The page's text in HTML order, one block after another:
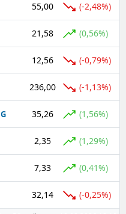
55,00 (-2,48%)
21,58 (0,56%)
12,56 (-0,79%)
236,00 (-1,13%)
35,26 (1,56%)
2,35 (1,29%)
7,33 (0,41%)
32,14 (-0,25%)